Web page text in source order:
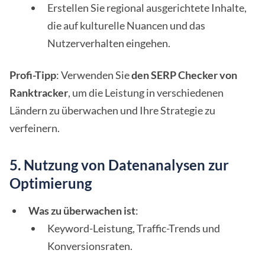
Erstellen Sie regional ausgerichtete Inhalte,
die auf kulturelle Nuancen und das
Nutzerverhalten eingehen.
Profi-Tipp: Verwenden Sieden SERP Checker von
Ranktracker, um die Leistung in verschiedenen
Ländern zu überwachen und Ihre Strategie zu
verfeinern.
5. Nutzung von Datenanalysen zur
Optimierung
Was zu überwachen ist:
Keyword-Leistung, Traffic-Trends und
Konversionsraten.